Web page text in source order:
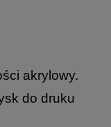
akrylowy.
do druku